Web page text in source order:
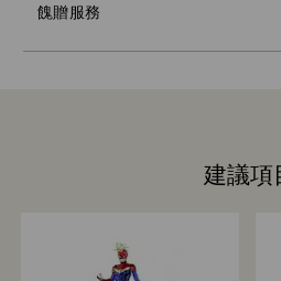
餽贈服務
選擇一個禮品選項，您的物品將全
片。
建議項